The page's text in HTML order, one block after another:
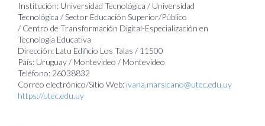
Institución: Universidad Tecnológica / Universidad
Tecnológica / Sector Educación Superior/Público
/ Centro de Transformación Digital-Especialización en
Tecnología Educativa
Dirección: Latu Edificio Los Talas / 11500
País: Uruguay / Montevideo / Montevideo
Teléfono: 26038832
Correo electrónico/Sitio Web: ivana.marsicano@utec.edu.uy
https://utec.edu.uy